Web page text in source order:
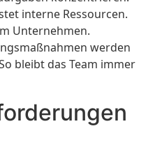
interne Ressourcen.
Unternehmen.
werden
bleibt das Team immer